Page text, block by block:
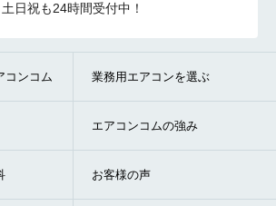
土日祝も24時間受付中！
い)
メール
コンコム 業務用エアコンを選ぶ
エアコンコムの強み
お客様の声